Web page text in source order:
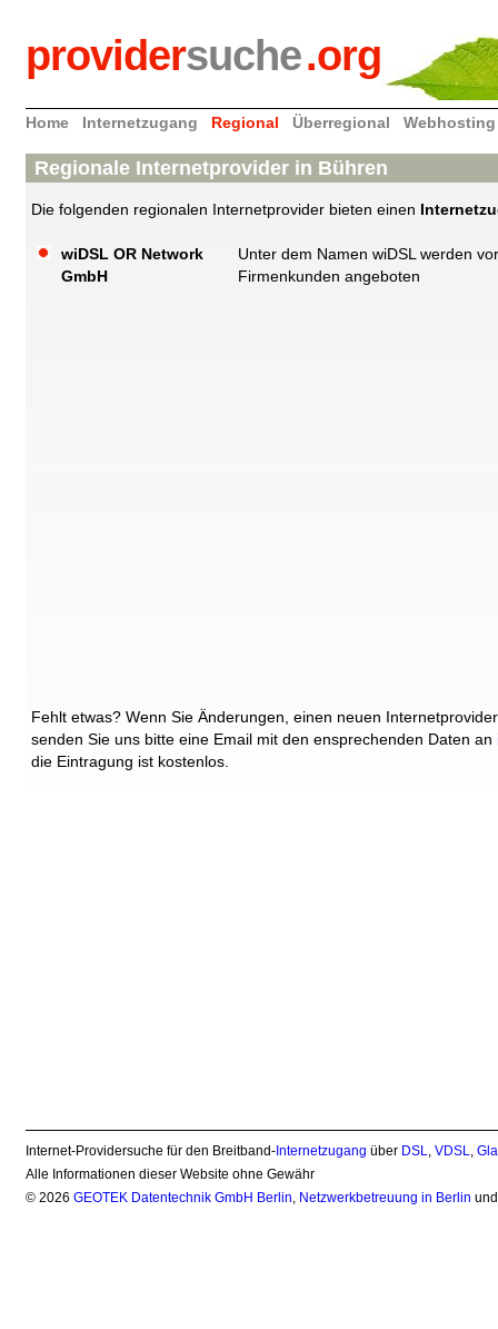
providersuche.org
Home Internetzugang Regional Überregional Webhosting
Regionale Internetprovider in Bühren
Die folgenden regionalen Internetprovider bieten einen
wiDSL OR Network
GmbH
Unter dem Namen wiDSL werden
Firmenkunden angeboten
Fehlt etwas? Wenn Sie Änderungen, einen neuen
senden Sie uns bitte eine Email mit den ensprechenden Daten an
die Eintragung ist kostenlos.
Internet-Providersuche für den Breitband- Internetzugang über DSL,VDSL,
Alle Informationen dieser Website ohne Gewähr
© 2026GEOTEK Datentechnik GmbH Berlin, Netzwerkbetreuung in Berlin